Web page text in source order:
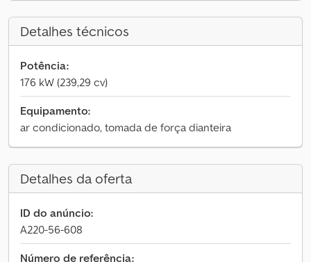
Detalhes técnicos
Potência:
176 kW (239,29 cv)
Equipamento:
ar condicionado, tomada de força dianteira
Detalhes da oferta
ID do anúncio:
A220-56-608
Número de referência: